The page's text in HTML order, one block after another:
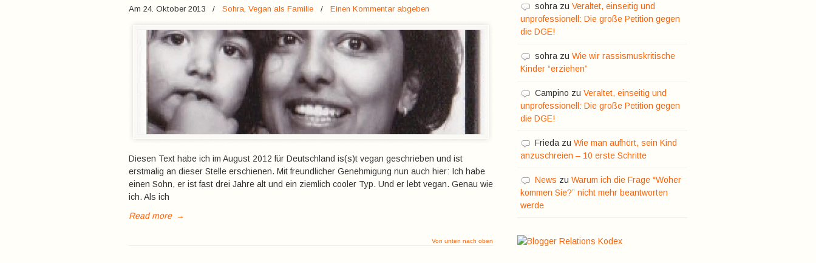
Am 24. Oktober 2013 / Sohra, Vegan als Familie / Einen Kommentar abgeben
Diesen Text habe ich im August 2012 für Deutschland is(s)t vegan geschrieben und ist
erstmalig an dieser Stelle erschienen. Mit freundlicher Genehmigung nun auch hier: Ich habe
einen Sohn, er ist fast drei Jahre alt und ein ziemlich cooler Typ. Und er lebt vegan. Genau wie
ich. Als ich
Read more →
Von unten nach oben
sohra zu Veraltet, einseitig und
unprofessionell: Die große Petition gegen
die DGE!
sohra zu Wie wir rassismuskritische
Kinder “erziehen”
Campino zu Veraltet, einseitig und
unprofessionell: Die große Petition gegen
die DGE!
Frieda zu Wie man aufhört, sein Kind
anzuschreien – 10 erste Schritte
News zu Warum ich die Frage “Woher
kommen Sie?” nicht mehr beantworten
werde